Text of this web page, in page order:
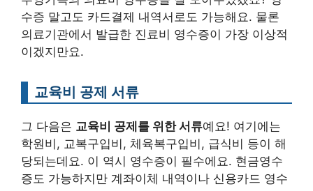
수증 말고도 카드결제 내역서로도 가능해요. 물론
의료기관에서 발급한 진료비 영수증이 가장 이상적
이겠지만요.
교육비 공제 서류
그 다음은 교육비 공제를 위한 서류예요! 여기에는
학원비, 교복구입비, 체육복구입비, 급식비 등이 해
당되는데요. 이 역시 영수증이 필수에요. 현금영수
증도 가능하지만 계좌이체 내역이나 신용카드 영수